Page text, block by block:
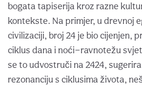
bogata tapiserija kroz razne
kontekste. Na primjer, u drevnoj
civilizaciji, broj 24 je bio cijenjen,
ciklus dana i noći—ravnotežu
se to udvostruči na 2424,
rezonanciju s ciklusima života,